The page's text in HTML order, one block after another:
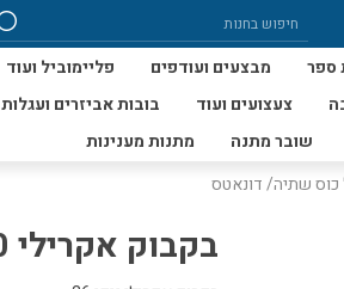
ספר מבצעים ועודפים פליימוביל ועוד
צעצועים ועוד בובות אביזרים ועגלות
שובר מתנה מתנות מענינות
בקבוק אקרילי 600 מ"ל כוס שתיה/ דונאטס